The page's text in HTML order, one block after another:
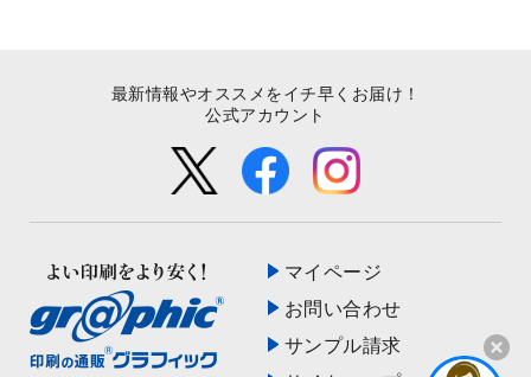
マイページ
お問い合わせ
サンプル請求
最新情報やオススメをイチ早くお届け！
公式アカウント